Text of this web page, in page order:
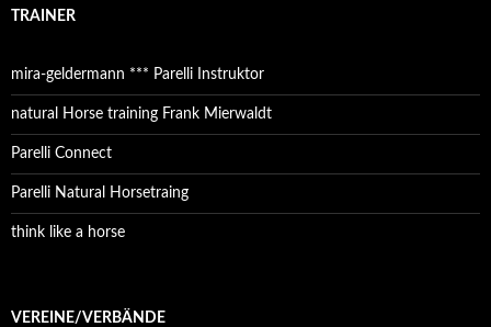
TRAINER
mira-geldermann *** Parelli Instruktor
natural Horse training Frank Mierwaldt
Parelli Connect
Parelli Natural Horsetraing
think like a horse
VEREINE/VERBÄNDE